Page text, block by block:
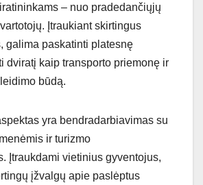
– nuo pradedančiųjų
Įtraukiant skirtingus
galima paskatinti platesnę
dviratį kaip transporto priemonę ir
būdą.
yra bendradarbiavimas su
ir turizmo
Įtraukdami vietinius gyventojus,
įžvalgų apie paslėptus